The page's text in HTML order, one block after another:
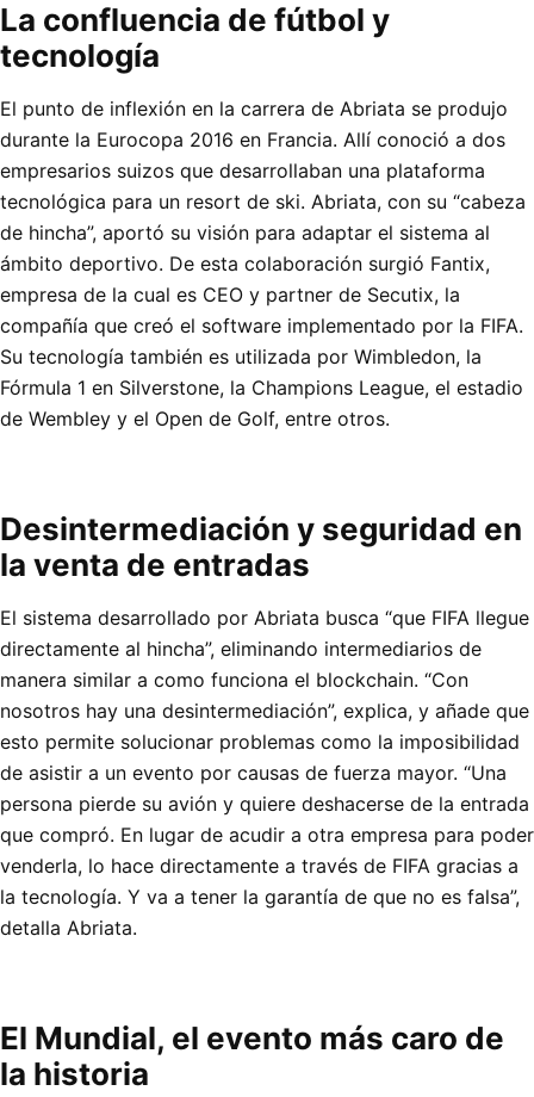
La confluencia de fútbol y
tecnología
El punto de inflexión en la carrera de Abriata se produjo
durante la Eurocopa 2016 en Francia. Allí conoció a dos
empresarios suizos que desarrollaban una plataforma
tecnológica para un resort de ski. Abriata, con su “cabeza
de hincha”, aportó su visión para adaptar el sistema al
ámbito deportivo. De esta colaboración surgió Fantix,
empresa de la cual es CEO y partner de Secutix, la
compañía que creó el software implementado por la FIFA.
Su tecnología también es utilizada por Wimbledon, la
Fórmula 1 en Silverstone, la Champions League, el estadio
de Wembley y el Open de Golf, entre otros.
Desintermediación y seguridad en
la venta de entradas
El sistema desarrollado por Abriata busca “que FIFA llegue
directamente al hincha”, eliminando intermediarios de
manera similar a como funciona el blockchain. “Con
nosotros hay una desintermediación”, explica, y añade que
esto permite solucionar problemas como la imposibilidad
de asistir a un evento por causas de fuerza mayor. “Una
persona pierde su avión y quiere deshacerse de la entrada
que compró. En lugar de acudir a otra empresa para poder
venderla, lo hace directamente a través de FIFA gracias a
la tecnología. Y va a tener la garantía de que no es falsa”,
detalla Abriata.
El Mundial, el evento más caro de
la historia